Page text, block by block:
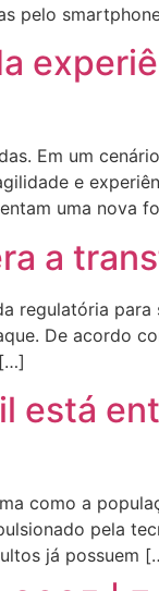
pelo
Em um
e
uma nova
a
regulatória
De acordo
está
como a
pela
já possuem